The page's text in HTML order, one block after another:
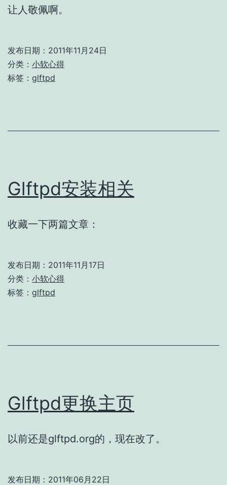
让人敬佩啊。
发布日期： 2011年11月24日
分类： 小软心得
标签： glftpd
Glftpd安装相关
收藏一下两篇文章：
发布日期： 2011年11月17日
分类： 小软心得
标签： glftpd
Glftpd更换主页
以前还是glftpd.org的，现在改了。
发布日期： 2011年06月22日